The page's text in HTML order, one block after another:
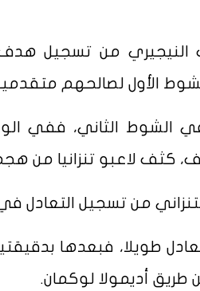
الأول لصالحهم
في الشوط الثاني، ففي
كثف لاعبو تنزانيا من
تسجيل التعادل في الدقيقة 50 عن طريق
طويلا، فبعدها
طريق أديمولا لوكمان.